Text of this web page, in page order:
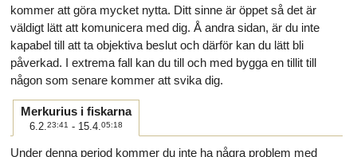
kommer att göra mycket nytta. Ditt sinne är öppet så det är
väldigt lätt att komunicera med dig. Å andra sidan, är du inte
kapabel till att ta objektiva beslut och därför kan du lätt bli
påverkad. I extrema fall kan du till och med bygga en tillit till
någon som senare kommer att svika dig.
Merkurius i fiskarna
6.2.23:41 - 15.4.05:18
Under denna period kommer du inte ha några problem med